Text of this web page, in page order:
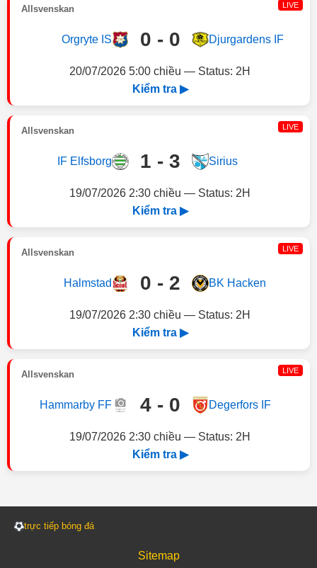
Allsvenskan LIVE
Orgryte IS 0 - 0 Djurgardens IF
20/07/2026 5:00 chiều — Status: 2H
Kiểm tra ▶
Allsvenskan LIVE
IF Elfsborg 1 - 3 Sirius
19/07/2026 2:30 chiều — Status: 2H
Kiểm tra ▶
Allsvenskan LIVE
Halmstad 0 - 2 BK Hacken
19/07/2026 2:30 chiều — Status: 2H
Kiểm tra ▶
Allsvenskan LIVE
Hammarby FF 4 - 0 Degerfors IF
19/07/2026 2:30 chiều — Status: 2H
Kiểm tra ▶
trực tiếp bóng đá
Sitemap